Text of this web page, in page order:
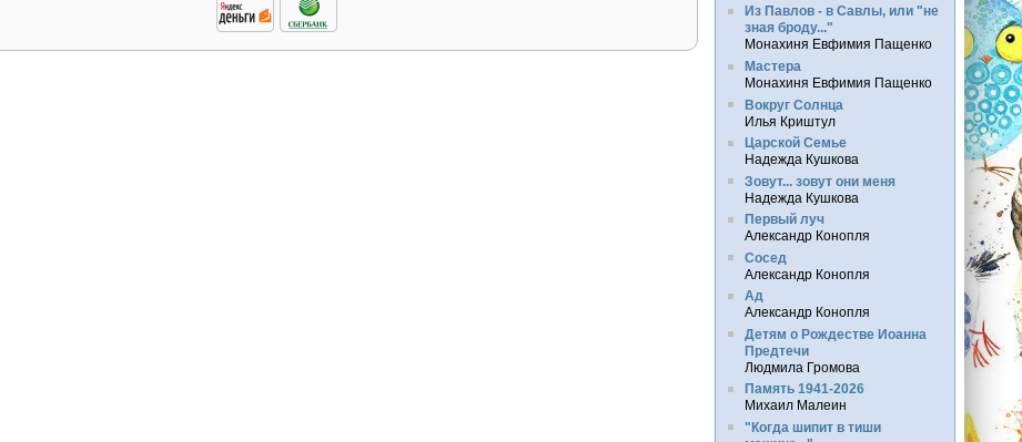
Из Павлов - в Савлы, или "не
зная броду..."
Монахиня Евфимия Пащенко
Мастера
Монахиня Евфимия Пащенко
Вокруг Солнца
Илья Криштул
Царской Семье
Надежда Кушкова
Зовут... зовут они меня
Надежда Кушкова
Первый луч
Александр Конопля
Сосед
Александр Конопля
Ад
Александр Конопля
Детям о Рождестве Иоанна
Предтечи
Людмила Громова
Память 1941-2026
Михаил Малеин
"Когда шипит в тиши